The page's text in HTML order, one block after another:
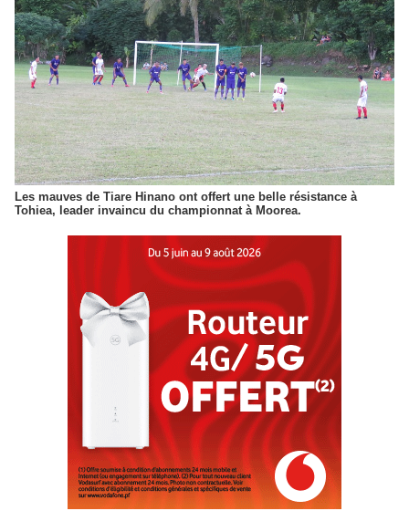
Les mauves de Tiare Hinano ont offert une belle résistance à
Tohiea, leader invaincu du championnat à Moorea.